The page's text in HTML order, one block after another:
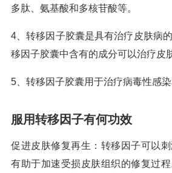
多肽、氨基酸和多核苷酸等。
4、转移因子胶囊是具有治疗皮肤病
移因子胶囊中含有的成分可以治疗皮
5、转移因子胶囊用于治疗病毒性感染
服用转移因子有何功效
促进皮肤修复再生：转移因子可以刺
有助于加速受损皮肤组织的修复过